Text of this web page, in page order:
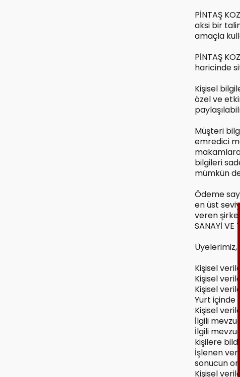
PİNTAŞ
aksi bir
amaçla
PİNTAŞ
haricinde
Kişisel
özel ve
Müşteri
emredici
bilgileri
mümkün
Ödeme
en üst
veren
SANAYİ
Üyelerimiz,
Kişisel
Kişisel
Kişisel
Yurt içinde
Kişisel
İlgili
İlgili
kişilere
İşlenen
sonucun
Kişisel